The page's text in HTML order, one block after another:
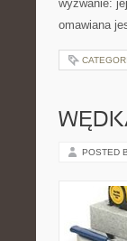
wyzwanie:
omawiana
POSTED